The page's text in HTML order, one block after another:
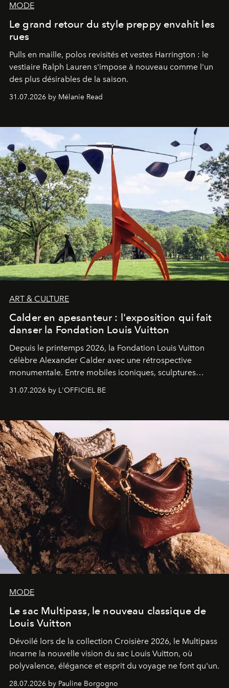
MODE
Le grand retour du style preppy envahit les
rues
Pulls en maille, polos revisités et vestes Harrington : le
vestiaire Ralph Lauren s'impose à nouveau comme l'un
des plus désirables de la saison.
31.07.2026 by Mélanie Read
ART & CULTURE
Calder en apesanteur : l'exposition qui fait
danser la Fondation Louis Vuitton
Depuis le printemps 2026, la Fondation Louis Vuitton
célèbre Alexander Calder avec une rétrospective
monumentale. Entre mobiles iconiques, sculptures
américain investit les espaces imaginés par Frank Gehry
sculpture.
31.07.2026 by L'OFFICIEL BE
MODE
Le sac Multipass, le nouveau classique de
Louis Vuitton
Dévoilé lors de la collection Croisière 2026, le Multipass
incarne la nouvelle vision du sac Louis Vuitton, où
polyvalence, élégance et esprit du voyage ne font qu'un.
28.07.2026 by Pauline Borgogno